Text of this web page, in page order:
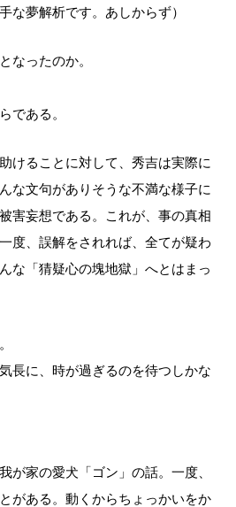
な夢解析です。あしからず）
なったのか。
である。
けることに対して、秀吉は実際に
な文句がありそうな不満な様子に
害妄想である。これが、事の真相
度、誤解をされれば、全てが疑わ
な「猜疑心の塊地獄」へとはまっ
長に、時が過ぎるのを待つしかな
が家の愛犬「ゴン」の話。一度、
がある。動くからちょっかいをか